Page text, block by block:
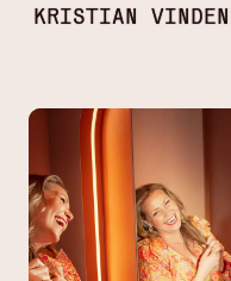
KRISTIAN